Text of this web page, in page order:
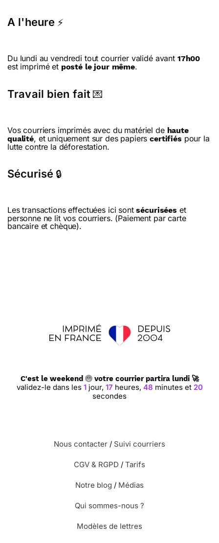
A l'heure ⚡
Du lundi au vendredi tout courrier validé avant 17h00
est imprimé et posté le jour même.
Travail bien fait 💌
Vos courriers imprimés avec du matériel de haute
qualité, et uniquement sur des papierscertifiés pour la
lutte contre la déforestation.
Sécurisé 🔒
Les transactions effectuées ici sontsécurisées et
personne ne lit vos courriers. (Paiement par carte
bancaire et chèque).
C'est le weekend votre courrier partira lundi 🚀
validez-le dans les1 jour,17 heures,48 minutes et 19
secondes
Nous contacter / Suivi courriers
CGV & RGPD / Tarifs
Notre blog / Médias
Qui sommes-nous ?
Modèles de lettres